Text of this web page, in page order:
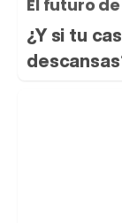
El futuro
¿Y si tu